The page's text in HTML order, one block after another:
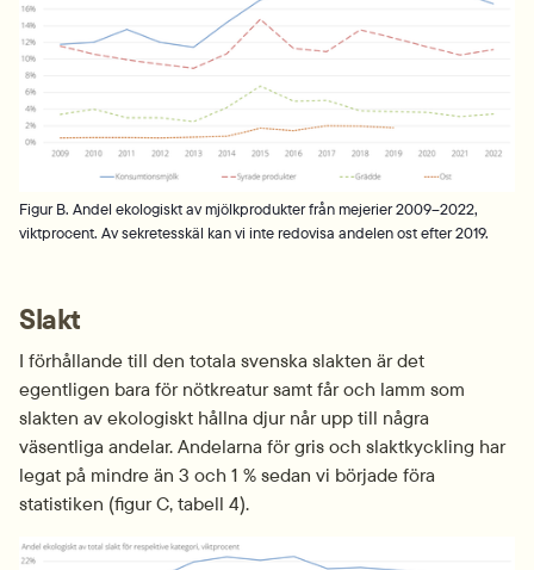
Figur B. Andel ekologiskt av mjölkprodukter från mejerier 2009–2022,
viktprocent. Av sekretesskäl kan vi inte redovisa andelen ost efter 2019.
Slakt
I förhållande till den totala svenska slakten är det
egentligen bara för nötkreatur samt får och lamm som
slakten av ekologiskt hållna djur når upp till några
väsentliga andelar. Andelarna för gris och slaktkyckling har
legat på mindre än 3 och 1 % sedan vi började föra
statistiken (figur C, tabell 4).